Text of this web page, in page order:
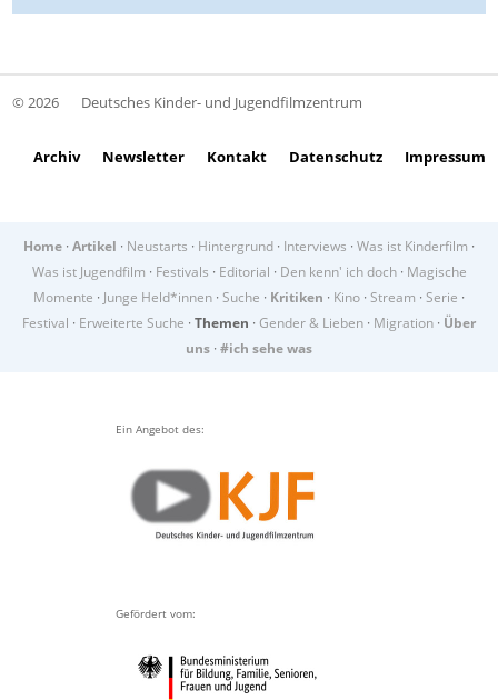
© 2026 Deutsches Kinder- und Jugendfilmzentrum
Archiv Newsletter Kontakt Datenschutz Impressum
Home · Artikel · Neustarts · Hintergrund · Interviews · Was ist Kinderfilm ·
Was ist Jugendfilm · Festivals · Editorial · Den kenn' ich doch· Magische
Momente · Junge Held*innen · Suche · Kritiken · Kino · Stream · Serie ·
Festival · Erweiterte Suche · Themen · Gender & Lieben · Migration · Über
uns · #ich sehe was
Ein Angebot des:
Gefördert vom: